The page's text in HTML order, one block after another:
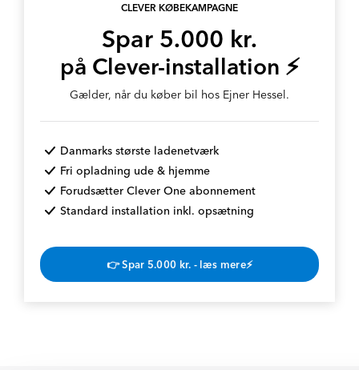
CLEVER KØBEKAMPAGNE
Spar 5.000 kr.
på Clever-installation ⚡
Gælder, når du køber bil hos Ejner Hessel.
Danmarks største ladenetværk
Fri opladning ude & hjemme
Forudsætter Clever One abonnement
Standard installation inkl. opsætning
👉 Spar 5.000 kr. - læs mere⚡